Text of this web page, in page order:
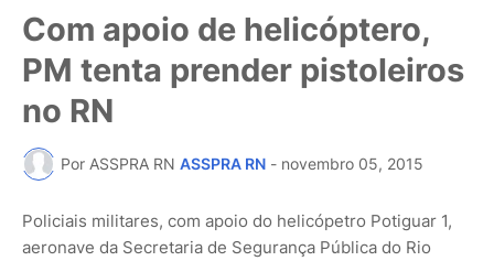
Com apoio de helicóptero,
PM tenta prender pistoleiros
no RN
Por ASSPRA RN ASSPRA RN - novembro 05, 2015
Policiais militares, com apoio do helicópetro Potiguar 1,
aeronave da Secretaria de Segurança Pública do Rio